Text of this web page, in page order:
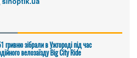
гривню зібрали в Ужгороді під час
велозаїзду Big Сity Ride